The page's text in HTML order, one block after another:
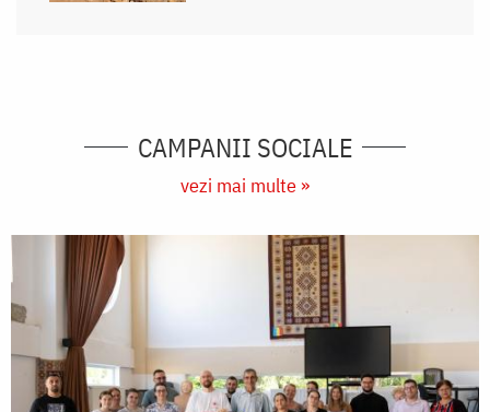
CAMPANII SOCIALE
vezi mai multe »